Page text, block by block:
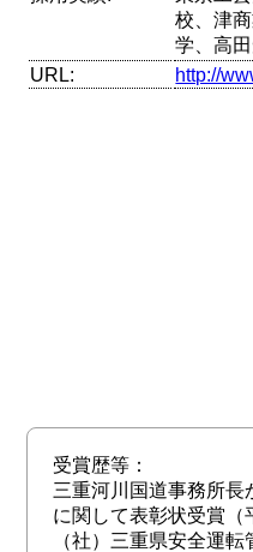
校、津
学、高
URL:
http://
受賞歴等：
三重河川国道事務所長
に関して表彰状受賞（
（社）三重県安全運